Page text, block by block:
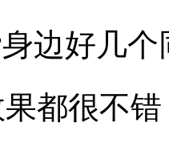
边好几
都很不